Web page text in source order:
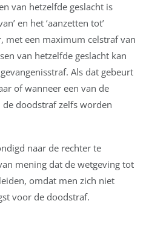
van hetzelfde geslacht is
en het ‘aanzetten tot’
met een maximum celstraf van
van hetzelfde geslacht kan
Als dat gebeurt
of wanneer een van de
de doodstraf zelfs worden
naar de rechter te
mening dat de wetgeving tot
omdat men zich niet
voor de doodstraf.